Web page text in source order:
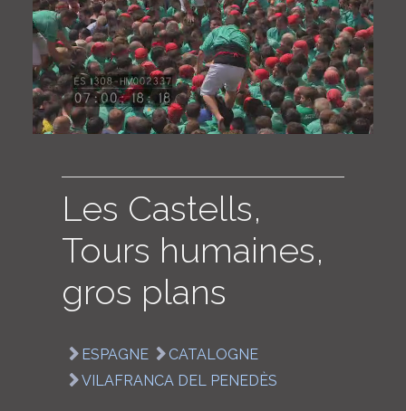
CARTE
COLLECTIONS
ENGLISH
Les Castells,
Tours humaines,
gros plans
ESPAGNE
CATALOGNE
VILAFRANCA DEL PENEDÈS